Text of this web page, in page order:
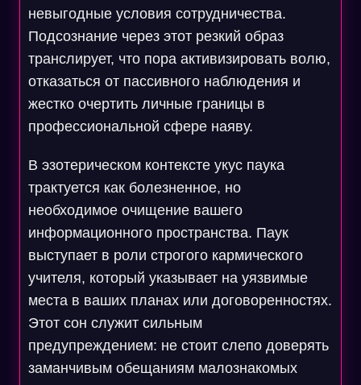
невыгодные условия сотрудничества.
Подсознание через этот резкий образ
транслирует, что пора активизировать волю,
отказаться от пассивного наблюдения и
жестко очертить личные границы в
профессиональной сфере наяву.
В эзотерическом контексте укус паука
трактуется как болезненное, но
необходимое очищение вашего
информационного пространства. Паук
выступает в роли строгого кармического
учителя, который указывает на уязвимые
места в ваших планах или договоренностях.
Этот сон служит сильным
предупреждением: не стоит слепо доверять
заманчивым обещаниям малознакомых